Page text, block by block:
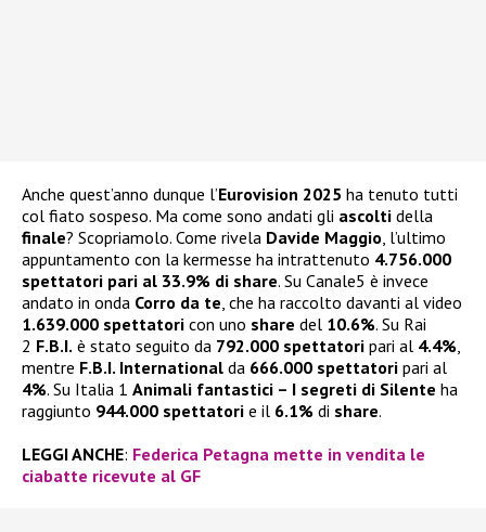
Anche quest’anno dunque l’Eurovision 2025 ha tenuto tutti
col fiato sospeso. Ma come sono andati gli ascolti della
finale? Scopriamolo. Come rivela Davide Maggio , l’ultimo
appuntamento con la kermesse ha intrattenuto 4.756.000
spettatori pari al 33.9% di share. Su Canale5 è invece
andato in onda Corro da te , che ha raccolto davanti al video
1.639.000 spettatori con uno share del 10.6%. Su Rai
2 F.B.I. è stato seguito da 792.000 spettatori pari al 4.4%
mentre F.B.I. International da 666.000 spettatori pari al
4%. Su Italia 1 Animali fantastici – I segreti di Silente ha
raggiunto 944.000 spettatori e il 6.1% di share.
LEGGI ANCHE: Federica Petagna mette in vendita le
ciabatte ricevute al GF